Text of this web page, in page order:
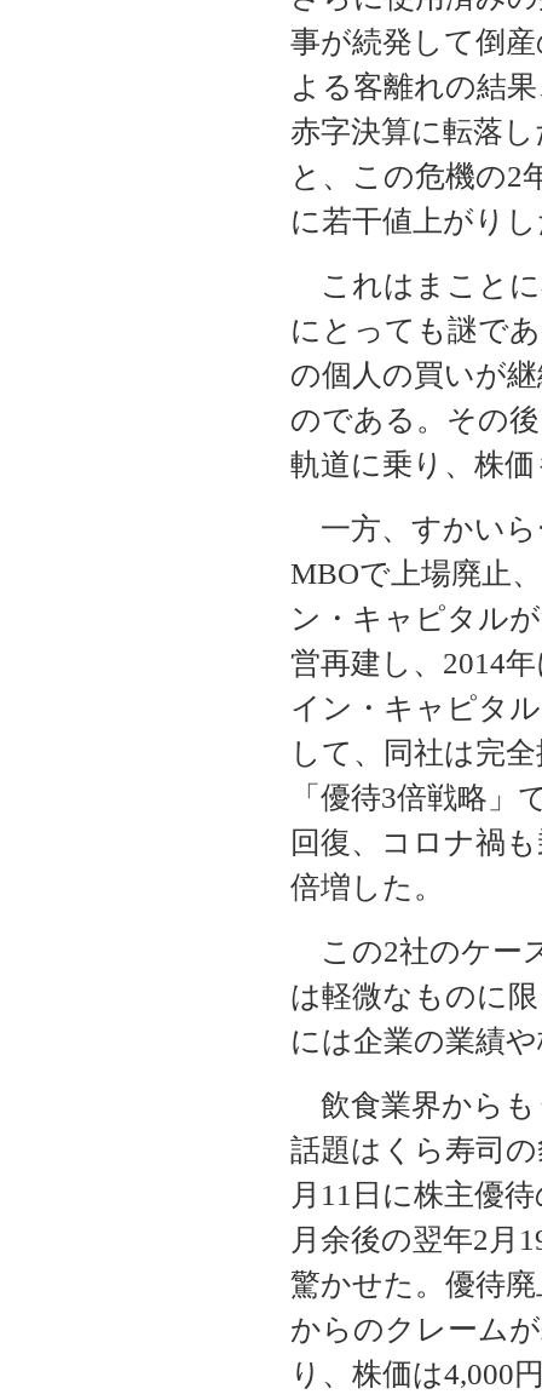
事が続発して倒
よる客離れの結
赤字決算に転落
と、この危機の2
に若干値上がり
これはまことに
にとっても謎で
の個人の買いが
のである。その
軌道に乗り、株
一方、すかいら
MBOで上場廃止
ン・キャピタル
営再建し、2014
イン・キャピタ
して、同社は完
「優待3倍戦略
回復、コロナ禍
倍増した。
この2社のケー
は軽微なものに
には企業の業績
飲食業界からも
話題はくら寿司
月11日に株主優
月余後の翌年2月
驚かせた。優待
からのクレーム
り、株価は4,000